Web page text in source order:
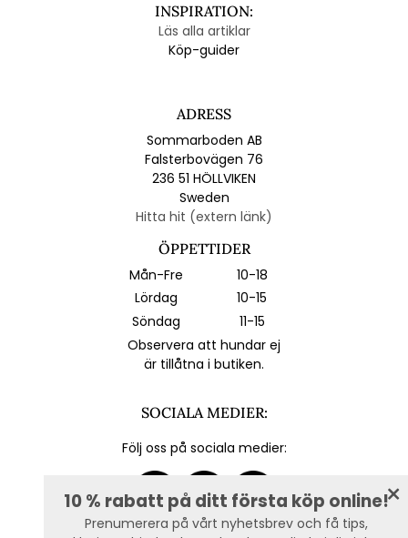
10 % rabatt på ditt första köp online!
Prenumerera på vårt nyhetsbrev och få tips,
INSPIRATION:
Läs alla artiklar
Köp-guider
ADRESS
Sommarboden AB
Falsterbovägen 76
236 51 HÖLLVIKEN
Sweden
Hitta hit (extern länk)
ÖPPETTIDER
Mån-Fre
10-18
Lördag
10-15
Söndag
11-15
Observera att hundar ej
är tillåtna i butiken.
SOCIALA MEDIER:
Följ oss på sociala medier: